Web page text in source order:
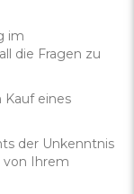
im
die Fragen zu
Kauf eines
der Unkenntnis
von Ihrem